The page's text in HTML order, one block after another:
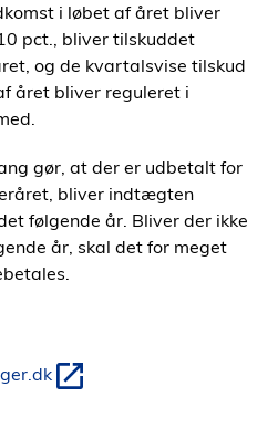
i løbet af året bliver
pct., bliver tilskuddet
og de kvartalsvise tilskud
året bliver reguleret i
gør, at der er udbetalt for
bliver indtægten
følgende år. Bliver der ikke
år, skal det for meget